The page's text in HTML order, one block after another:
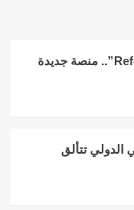
آلاء الرفاعي تعلن انطلاق معرض “Reference”.. منصة جديدة
الدولي تتألق